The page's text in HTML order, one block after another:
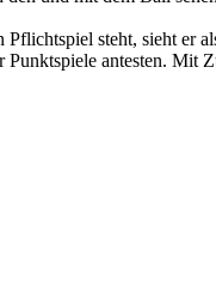
steht, sieht er
antesten. Mit